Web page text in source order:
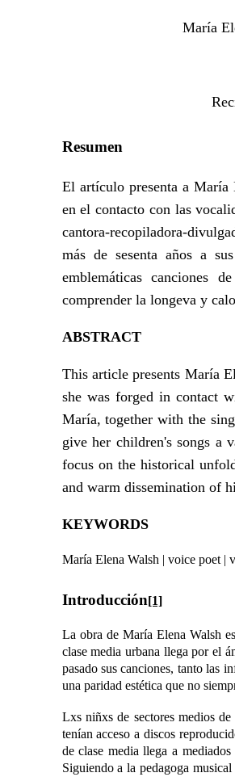
María
Resumen
El artículo presenta a María
en el contacto con las
cantora-recopiladora-
más de sesenta años a
emblemáticas canciones
comprender la longeva y
ABSTRACT
This article presents María
she was forged in contact
María, together with the
give her children's songs a
focus on the historical
and warm dissemination of
KEYWORDS
María Elena Walsh | voice poet |
Introducción[1]
La obra de María Elena Walsh
clase media urbana llega por el
pasado sus canciones, tanto las
una paridad estética que no
Lxs niñxs de sectores medios
tenían acceso a discos
de clase media llega a
Siguiendo a la pedagoga